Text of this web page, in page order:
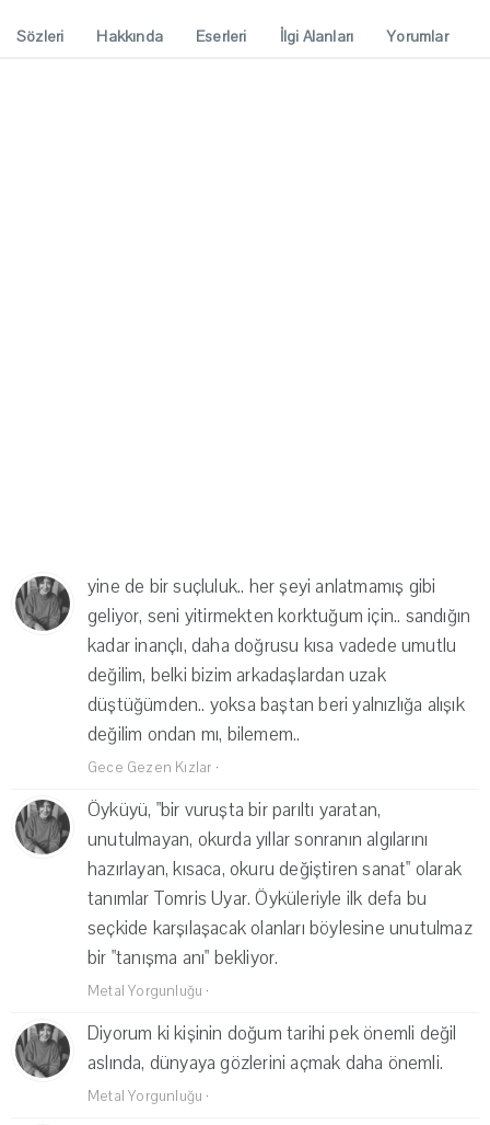
Sözleri Hakkında Eserleri İlgi Alanları Yorumlar
yine de bir suçluluk.. her şeyi anlatmamış gibi
geliyor, seni yitirmekten korktuğum için.. sandığın
kadar inançlı, daha doğrusu kısa vadede umutlu
değilim, belki bizim arkadaşlardan uzak
düştüğümden.. yoksa baştan beri yalnızlığa alışık
değilim ondan mı, bilemem..
Gece Gezen Kızlar ·
Öyküyü, "bir vuruşta bir parıltı yaratan,
unutulmayan, okurda yıllar sonranın algılarını
hazırlayan, kısaca, okuru değiştiren sanat" olarak
tanımlar Tomris Uyar. Öyküleriyle ilk defa bu
seçkide karşılaşacak olanları böylesine unutulmaz
bir "tanışma anı" bekliyor.
Metal Yorgunluğu ·
Diyorum ki kişinin doğum tarihi pek önemli değil
aslında, dünyaya gözlerini açmak daha önemli.
Metal Yorgunluğu ·